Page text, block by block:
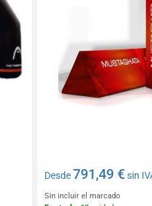
Desde 791,49 €sin
Sin incluir el marcado